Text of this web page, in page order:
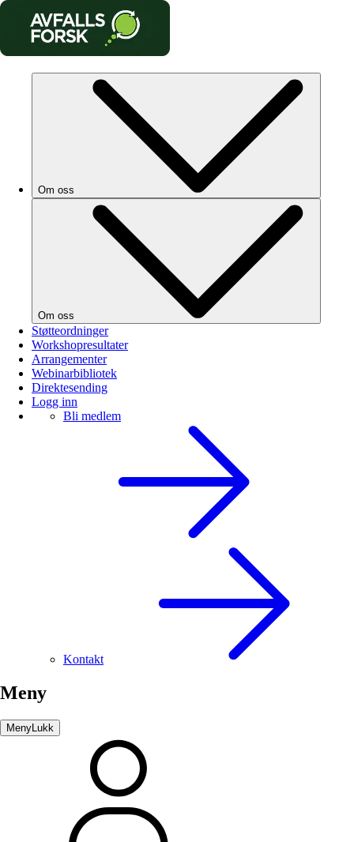
Om oss
Om oss
Støtteordninger
Workshopresultater
Arrangementer
Webinarbibliotek
Direktesending
Logg inn
Bli medlem
Kontakt
Meny
Meny Lukk